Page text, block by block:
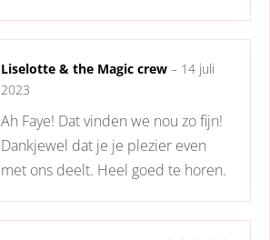
Liselotte & the Magic crew – 14 juli
2023
Ah Faye! Dat vinden we nou zo fijn!
Dankjewel dat je je plezier even
met ons deelt. Heel goed te horen.